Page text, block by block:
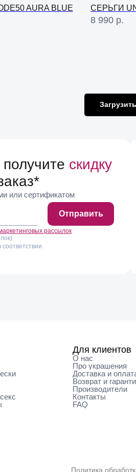
AURA BLUE СЕРЬГИ
8 990 р.
скидку
*
или сертификатом
рассылок
соответствии
Отправить
Для клиентов
О нас
Про украшения
Доставка и
Возврат и
Производители
Контакты
FAQ
Политика